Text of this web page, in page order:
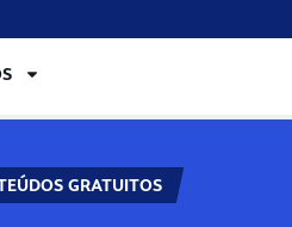
GRATUITOS